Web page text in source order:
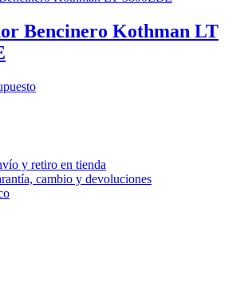
Bencinero Kothman LT
y retiro en tienda
cambio y devoluciones